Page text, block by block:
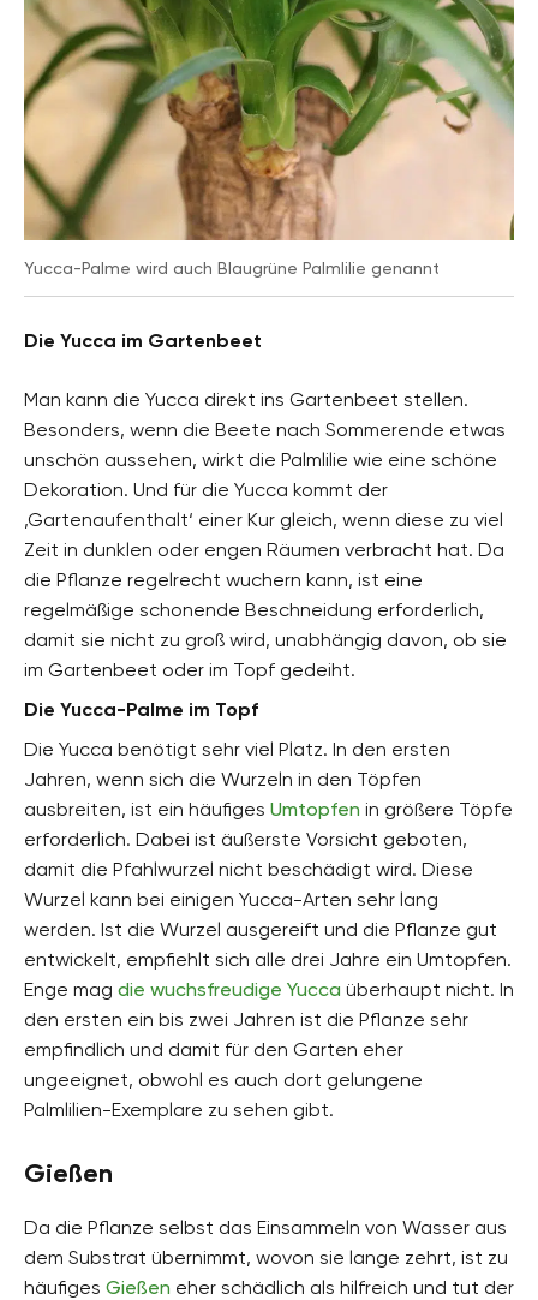
Yucca-Palme wird auch Blaugrüne Palmlilie genannt
Die Yucca im Gartenbeet
Man kann die Yucca direkt ins Gartenbeet stellen.
Besonders, wenn die Beete nach Sommerende etwas
unschön aussehen, wirkt die Palmlilie wie eine schöne
Dekoration. Und für die Yucca kommt der
‚Gartenaufenthalt‘ einer Kur gleich, wenn diese zu viel
Zeit in dunklen oder engen Räumen verbracht hat. Da
die Pflanze regelrecht wuchern kann, ist eine
regelmäßige schonende Beschneidung erforderlich,
damit sie nicht zu groß wird, unabhängig davon, ob sie
im Gartenbeet oder im Topf gedeiht.
Die Yucca-Palme im Topf
Die Yucca benötigt sehr viel Platz. In den ersten
Jahren, wenn sich die Wurzeln in den Töpfen
ausbreiten, ist ein häufiges Umtopfen in größere Töpfe
erforderlich. Dabei ist äußerste Vorsicht geboten,
damit die Pfahlwurzel nicht beschädigt wird. Diese
Wurzel kann bei einigen Yucca-Arten sehr lang
werden. Ist die Wurzel ausgereift und die Pflanze gut
entwickelt, empfiehlt sich alle drei Jahre ein Umtopfen.
Enge mag die wuchsfreudige Yucca überhaupt nicht. In
den ersten ein bis zwei Jahren ist die Pflanze sehr
empfindlich und damit für den Garten eher
ungeeignet, obwohl es auch dort gelungene
Palmlilien-Exemplare zu sehen gibt.
Gießen
Da die Pflanze selbst das Einsammeln von Wasser aus
dem Substrat übernimmt, wovon sie lange zehrt, ist zu
häufiges Gießen eher schädlich als hilfreich und tut der